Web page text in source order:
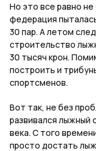
Но это все равно
федерация
30 пар. А летом
строительство
30 тысяч крон.
построить и
спортсменов.
Вот так, не без
развивался лыжный
века. С того
просто достать